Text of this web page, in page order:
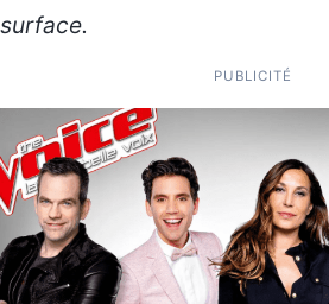
surface.
PUBLICITÉ